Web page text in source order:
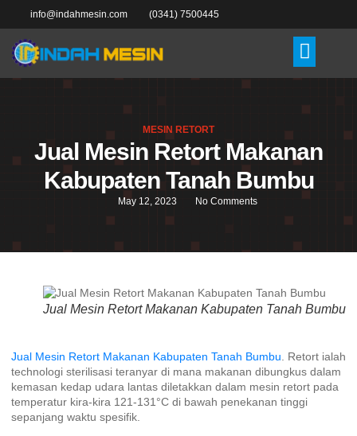
info@indahmesin.com (0341) 7500445
MESIN RETORT
Jual Mesin Retort Makanan
Kabupaten Tanah Bumbu
May 12, 2023 No Comments
Jual Mesin Retort Makanan Kabupaten Tanah Bumbu
Jual Mesin Retort Makanan Kabupaten Tanah Bumbu. Retort ialah
technologi sterilisasi teranyar di mana makanan dibungkus dalam
kemasan kedap udara lantas diletakkan dalam mesin retort pada
temperatur kira-kira 121-131°C di bawah penekanan tinggi
sepanjang waktu spesifik.